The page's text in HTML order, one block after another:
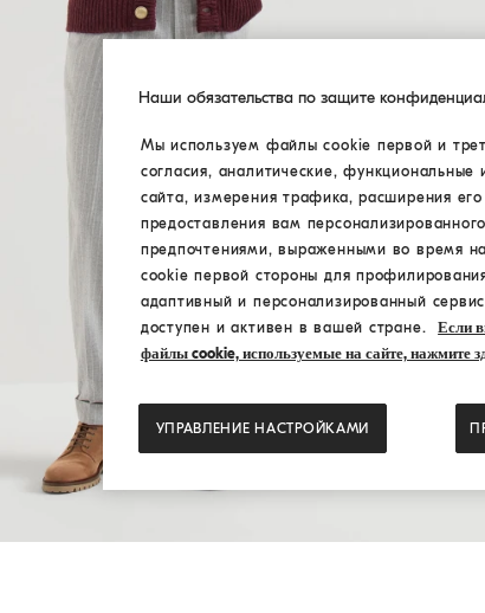
Наши обязательства по защите
Мы используем файлы cookie первой и
согласия, аналитические,
сайта, измерения трафика, расширения
предоставления вам
предпочтениями, выраженными во время
cookie первой стороны для
адаптивный и персонализированный
доступен и активен в вашей стране.
Если
файлы cookie, используемые на сайте, нажмите
УПРАВЛЕНИЕ НАСТРОЙКАМИ